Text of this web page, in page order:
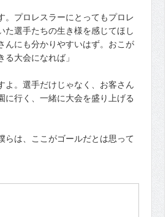
。プロレスラーにとってもプロレ
た選手たちの生き様を感じてほし
んにも分かりやすいはず。おこが
大会になれば」
よ。選手だけじゃなく、お客さん
行く、一緒に大会を盛り上げる
らは、ここがゴールだとは思って